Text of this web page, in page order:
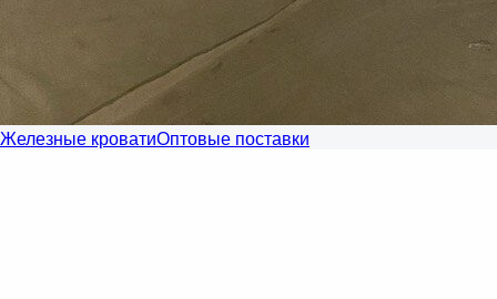
Железные кроватиОптовые поставки